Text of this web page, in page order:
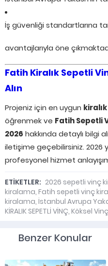
İş güvenliği standartlarına
avantajlarıyla öne
Fatih Kiralık Sepetli
Alın
Projeniz için en uygun
öğrenmek ve Fatih Sepetli
2026 hakkında detaylı bilgi
iletişime geçebilirsiniz. 2026
profesyonel hizmet
ETİKETLER: 2026 sepetli vinç
kiralama, Fatih sepetli vinç
kiralama, İstanbul Avrupa
KİRALIK SEPETLİ VİNÇ, Köksel Vinç
Benzer Konular